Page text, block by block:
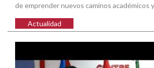
de emprender nuevos caminos académicos
Actualidad